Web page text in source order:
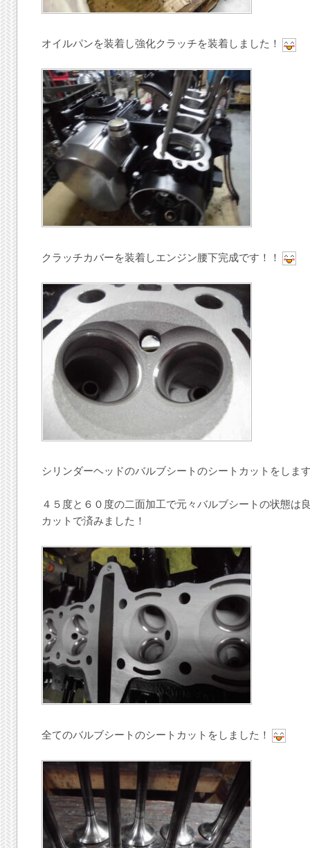
オイルパンを装着し強化クラッチを装着しました！
クラッチカバーを装着しエンジン腰下完成です！！
シリンダーヘッドのバルブシートのシートカットをしま
４５度と６０度の二面加工で元々バルブシートの状態は
カットで済みました！
全てのバルブシートのシートカットをしました！